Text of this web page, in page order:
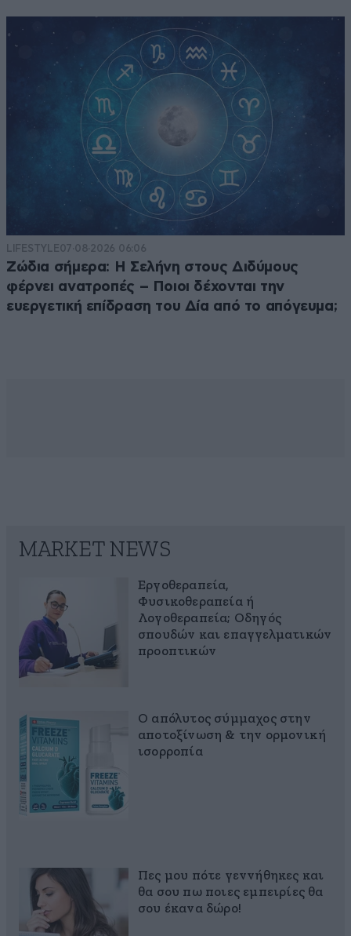
LIFESTYLE07·08·2026 06:06
Ζώδια σήμερα: Η Σελήνη στους Διδύμους
φέρνει ανατροπές – Ποιοι δέχονται την
ευεργετική επίδραση του Δία από το απόγευμα;
MARKET NEWS
Εργοθεραπεία,
Φυσικοθεραπεία ή
Λογοθεραπεία; Οδηγός
σπουδών και επαγγελματικών
προοπτικών
Ο απόλυτος σύμμαχος στην
αποτοξίνωση & την ορμονική
ισορροπία
Πες μου πότε γεννήθηκες και
θα σου πω ποιες εμπειρίες θα
σου έκανα δώρο!